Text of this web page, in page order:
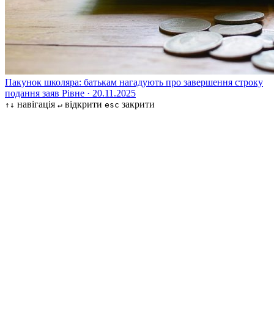
Пакунок школяра: батькам нагадують про завершення строку
подання заяв Рівне · 20.11.2025
↑↓ навігація ↵ відкрити esc закрити